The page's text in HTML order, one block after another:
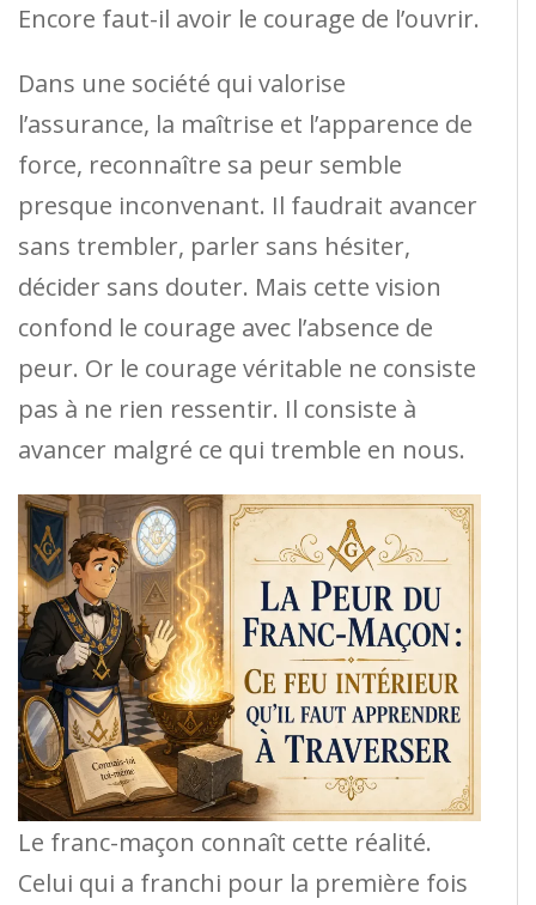
Encore faut-il avoir le courage de l’ouvrir.
Dans une société qui valorise
l’assurance, la maîtrise et l’apparence de
force, reconnaître sa peur semble
presque inconvenant. Il faudrait avancer
sans trembler, parler sans hésiter,
décider sans douter. Mais cette vision
confond le courage avec l’absence de
peur. Or le courage véritable ne consiste
pas à ne rien ressentir. Il consiste à
avancer malgré ce qui tremble en nous.
Le franc-maçon connaît cette réalité.
Celui qui a franchi pour la première fois